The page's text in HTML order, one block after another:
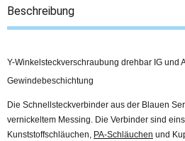
Beschreibung
Y-Winkelsteckverschraubung drehbar IG und
Gewindebeschichtung
Die Schnellsteckverbinder aus der Blauen
vernickeltem Messing. Die Verbinder sind
Kunststoffschläuchen, PA-Schläuchen und